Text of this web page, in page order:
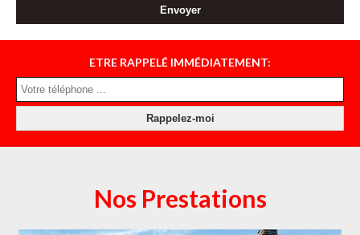
ETRE RAPPELÉ IMMÉDIATEMENT:
Nos Prestations